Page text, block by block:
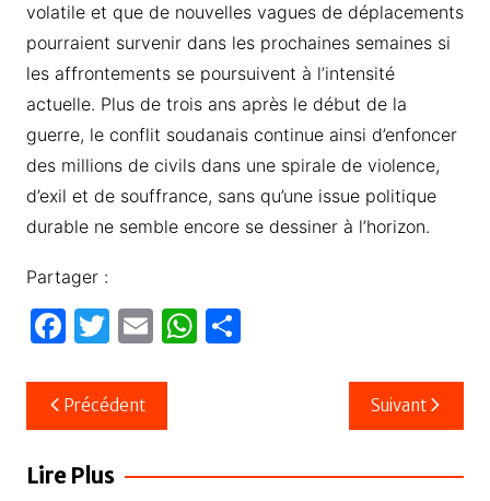
volatile et que de nouvelles vagues de déplacements
pourraient survenir dans les prochaines semaines si
les affrontements se poursuivent à l’intensité
actuelle. Plus de trois ans après le début de la
guerre, le conflit soudanais continue ainsi d’enfoncer
des millions de civils dans une spirale de violence,
d’exil et de souffrance, sans qu’une issue politique
durable ne semble encore se dessiner à l’horizon.
Partager :
F
c
e
b
T
itt
er
E
ail
W
A
P
er
Navigation
de
l’article
Précédent Suivant
Lire Plus